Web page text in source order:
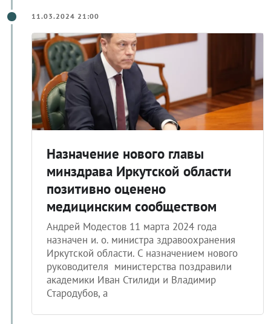
11.03.2024 21:00
Назначение нового главы
минздрава Иркутской области
позитивно оценено
медицинским сообществом
Андрей Модестов 11 марта 2024 года
назначен и. о. министра здравоохранения
Иркутской области. С назначением нового
руководителя министерства поздравили
академики Иван Стилиди и Владимир
Стародубов, а